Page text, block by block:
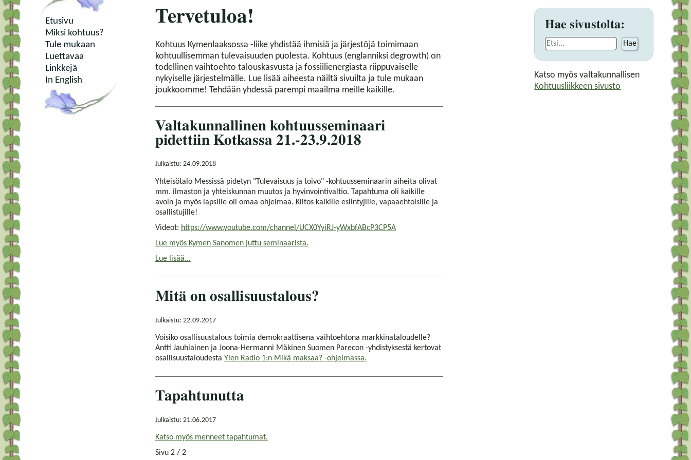
Etusivu
Miksi kohtuus?
Tule mukaan
Luettavaa
Linkkejä
In English
Hae sivustolta:
Hae
Katso myös valtakunnallisen
Kohtuusliikkeen sivusto
Tervetuloa!
Kohtuus Kymenlaaksossa -liike yhdistää ihmisiä ja järjestöjä toimimaan
kohtuullisemman tulevaisuuden puolesta. Kohtuus (englanniksi degrowth) on
todellinen vaihtoehto talouskasvusta ja fossiilienergiasta riippuvaiselle
nykyiselle järjestelmälle. Lue lisää aiheesta näiltä sivuilta ja tule mukaan
joukkoomme! Tehdään yhdessä parempi maailma meille kaikille.
Valtakunnallinen kohtuusseminaari
pidettiin Kotkassa 21.-23.9.2018
Julkaistu: 24.09.2018
Yhteisötalo Messissä pidetyn "Tulevaisuus ja toivo" -kohtuusseminaarin aiheita olivat
mm. ilmaston ja yhteiskunnan muutos ja hyvinvointivaltio. Tapahtuma oli kaikille
avoin ja myös lapsille oli omaa ohjelmaa. Kiitos kaikille esiintyjille, vapaaehtoisille ja
osallistujille!
Videot: https://www.youtube.com/channel/UCX0YyiRJ-yWxbfABcP3CP5A
Lue myös Kymen Sanomen juttu seminaarista.
Lue lisää...
Mitä on osallisuustalous?
Julkaistu: 22.09.2017
Voisiko osallisuustalous toimia demokraattisena vaihtoehtona markkinataloudelle?
Antti Jauhiainen ja Joona-Hermanni Mäkinen Suomen Parecon -yhdistyksestä kertovat
osallisuustaloudesta Ylen Radio 1:n Mikä maksaa? -ohjelmassa.
Tapahtunutta
Julkaistu: 21.06.2017
Katso myös menneet tapahtumat.
Sivu 2 / 2